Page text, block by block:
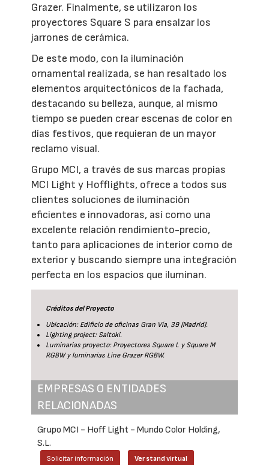
Grazer. Finalmente, se utilizaron los
proyectores Square S para ensalzar los
jarrones de cerámica.
De este modo, con la iluminación
ornamental realizada, se han resaltado los
elementos arquitectónicos de la fachada,
destacando su belleza, aunque, al mismo
tiempo se pueden crear escenas de color en
días festivos, que requieran de un mayor
reclamo visual.
Grupo MCI, a través de sus marcas propias
MCI Light y Hofflights, ofrece a todos sus
clientes soluciones de iluminación
eficientes e innovadoras, así como una
excelente relación rendimiento-precio,
tanto para aplicaciones de interior como de
exterior y buscando siempre una integración
perfecta en los espacios que iluminan.
Créditos del Proyecto
Ubicación: Edificio de oficinas Gran Vía, 39 (Madrid).
Lighting project: Saltoki.
Luminarias proyecto: Proyectores Square L y Square M
RGBW y luminarias Line Grazer RGBW.
EMPRESAS O ENTIDADES
RELACIONADAS
Grupo MCI - Hoff Light - Mundo Color Holding,
S.L.
Solicitar información Ver stand virtual